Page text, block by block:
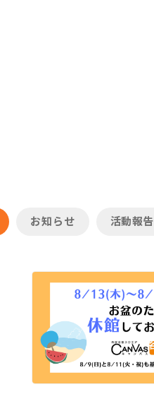
お知らせ 活動報告